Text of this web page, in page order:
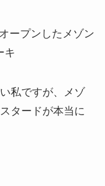
私ですが、メゾ
タードが本当に